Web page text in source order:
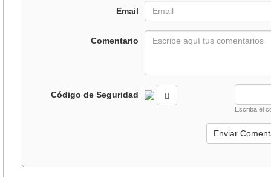
Email
Comentario
Código de Seguridad
Escriba el